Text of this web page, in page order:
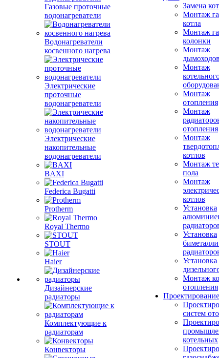
Газовые проточные
водонагреватели
Водонагреватели
косвенного нагрева
Электрические
проточные
водонагреватели
Электрические
накопительные
водонагреватели
BAXI
Federica Bugatti
Protherm
Royal Thermo
STOUT
Haier
Дизайнерские
радиаторы
Комплектующие к
радиаторам
Конвекторы
Замена
Монтаж
котла
Монтаж
колонки
Монтаж
Монтаж
Монтаж
отопления
Монтаж
отопления
Монтаж
котлов
Монтаж
пола
Монтаж
котлов
Установка
Установка
Установка
Монтаж
отопления
Проектирование
систем
котельных